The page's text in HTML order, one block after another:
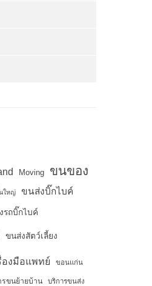
Moving ขนของ
ใหญ่ ขนส่งบิ๊กไบค์
รถบิ๊กไบค์
ขนส่งสัตว์เลี้ยง
องมือแพทย์ ขอนแก่น
รขนย้ายบ้าน บริการขนส่ง